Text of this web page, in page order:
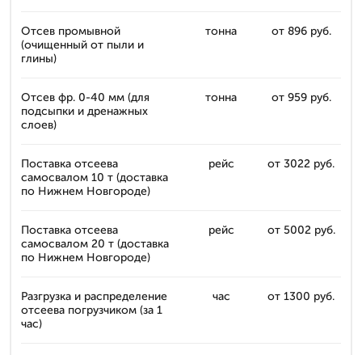
Отсев промывной
(очищенный от пыли и
глины)
тонна от 896 руб.
Отсев фр. 0-40 мм (для
подсыпки и дренажных
слоев)
тонна от 959 руб.
Поставка отсеева
самосвалом 10 т (доставка
по Нижнем Новгороде)
рейс от 3022 руб.
Поставка отсеева
самосвалом 20 т (доставка
по Нижнем Новгороде)
рейс от 5002 руб.
Разгрузка и распределение
отсеева погрузчиком (за 1
час)
час от 1300 руб.